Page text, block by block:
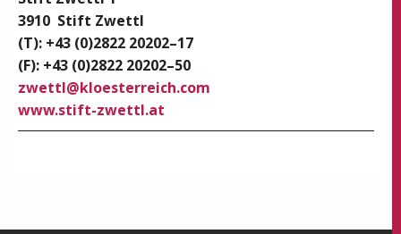
3910 Stift Zwettl
(T): +43 (0)2822 20202–17
(F): +43 (0)2822 20202–50
zwettl@kloesterreich.com
www.stift-zwettl.at